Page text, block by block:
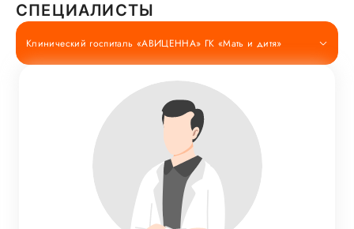
СПЕЦИАЛИСТЫ
Клинический госпиталь «АВИЦЕННА» ГК «Мать и дитя»